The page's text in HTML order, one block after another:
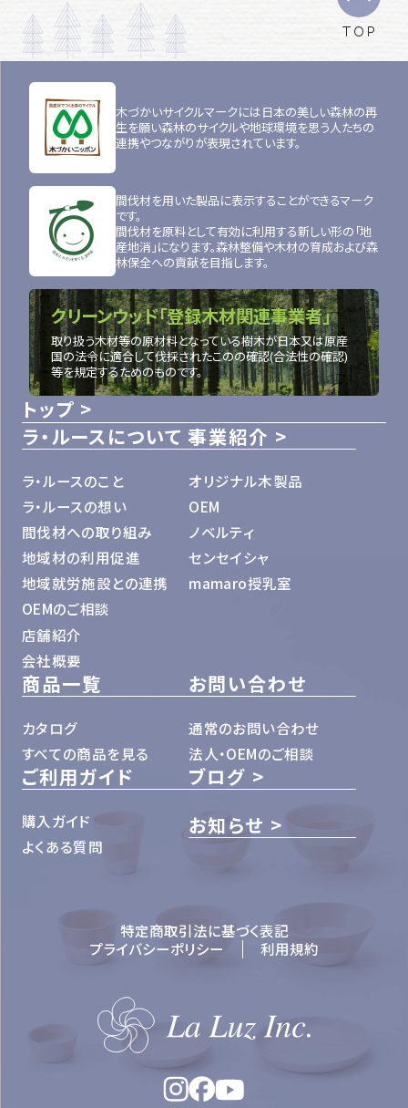
TOP
トップ
ラ・ルースについて
ラ・ルースのこと
ラ・ルースの想い
間伐材への取り組み
地域材の利用促進
地域就労施設との連携
OEMのご相談
店舗紹介
会社概要
事業紹介
オリジナル木製品
OEM
ノベルティ
センセイシャ
mamaro授乳室
商品一覧
カタログ
すべての商品を見る
お問い合わせ
通常のお問い合わせ
法人・OEMのご相談
ご利用ガイド
購入ガイド
よくある質問
ブログ
お知らせ
木づかいサイクルマークには日本の美しい森林の再
生を願い森林のサイクルや地球環境を思う人たちの
連携やつながりが表現されています。
間伐材を用いた製品に表示することができるマーク
です。
間伐材を原料として有効に利用する新しい形の「地
産地消」になります。森林整備や木材の育成および森
林保全への貢献を目指します。
クリーンウッド「登録木材関連事業者」
取り扱う木材等の原材料となっている樹木が日本又は原産
国の法令に適合して伐採されたこのの確認(合法性の確認)
等を規定するためのものです。
特定商取引法に基づく表記
プライバシーポリシー
利用規約